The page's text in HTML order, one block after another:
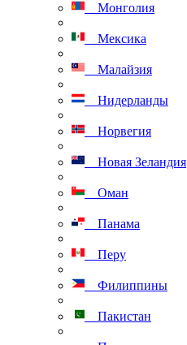
Монголия
Мексика
Малайзия
Нидерланды
Норвегия
Новая Зеландия
Оман
Панама
Перу
Филиппины
Пакистан